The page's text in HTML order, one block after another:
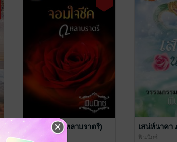
จอมใจชีค(กุหลาบราตรี) เสน่ห์นาคา
ฟินนิกซ์